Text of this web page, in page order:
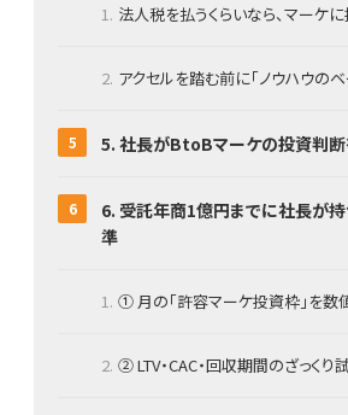
法人税を払うくらいなら、マーケ
アクセルを踏む前に「ノウハウのベ
5. 社長がBtoBマーケの投資判
6. 受託年商1億円までに社長が
準
① 月の「許容マーケ投資枠」を数
② LTV・CAC・回収期間のざっく